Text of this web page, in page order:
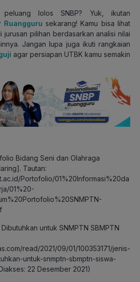
peluang lolos SNBP? Yuk, ikutan
Ruangguru sekarang! Kamu bisa lihat
jurusan pilihan berdasarkan analisi nilai
Jangan lupa juga ikuti rangkaian
agar persiapan UTBK kamu semakin
Bidang Seni dan Olahraga
Tautan:
Portofolio/01%20Informasi%20da
01%20-
untuk SNMPTN SBMPTN
read/2021/09/01/100353171/jenis-
untuk-snmptn-sbmptn-siswa-
22 Desember 2021)